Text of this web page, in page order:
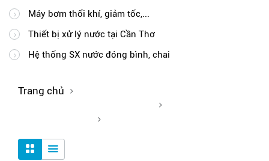
Máy bơm thổi khí, giảm tốc,...
Thiết bị xử lý nước tại Cần Thơ
Hệ thống SX nước đóng bình, chai
Trang chủ